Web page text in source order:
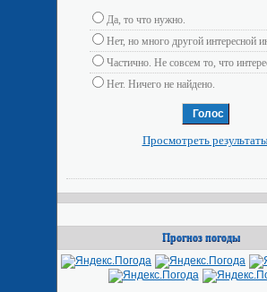
Да, то что нужно.
Нет, но много другой интересной
Частично. Не совсем то, что
Нет. Ничего не найдено.
Просмотреть
Прогноз погоды